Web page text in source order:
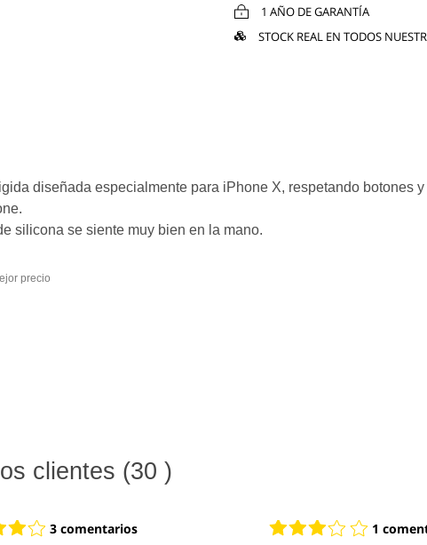
1 AÑO DE GARANTÍA
STOCK REAL EN TODOS
diseñada especialmente para iPhone X, respetando botones
silicona se siente muy bien en la mano.
suave Verde claro al mejor precio
clientes (30 )
3 comentarios 1